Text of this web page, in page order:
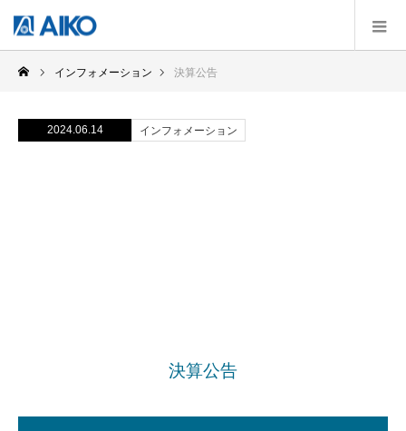
インフォメーション 決算公告
2024.06.14 インフォメーション
決算公告